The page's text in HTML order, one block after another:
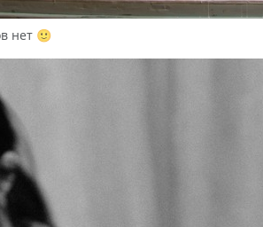
нет 🙂